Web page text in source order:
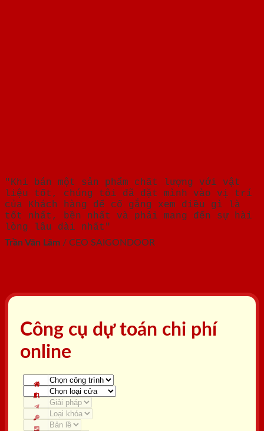
"Khi bán một sản phẩm chất lượng với vật
liệu tốt, chúng tôi đã đặt mình vào vị trí
của Khách hàng để cố gắng xem điều gì là
tốt nhất, bền nhất và phải mang đến sự hài
lòng lâu dài nhất"
Trần Văn Lãm / CEO SAIGONDOOR
Công cụ dự toán chi phí
online